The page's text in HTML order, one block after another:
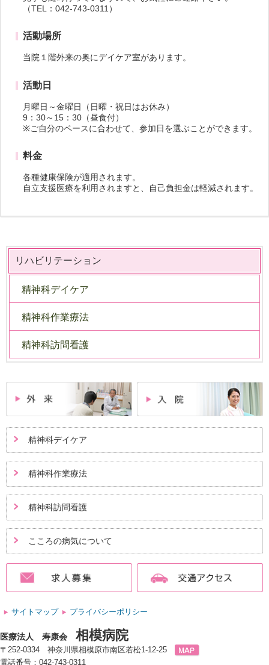
（TEL：042-743-0311）
活動場所
当院１階外来の奥にデイケア室があります。
活動日
月曜日～金曜日（日曜・祝日はお休み）
9：30～15：30（昼食付）
※ご自分のペースに合わせて、参加日を選ぶことができます。
料金
各種健康保険が適用されます。
自立支援医療を利用されますと、自己負担金は軽減されます。
リハビリテーション
精神科デイケア
精神科作業療法
精神科訪問看護
精神科デイケア
精神科作業療法
精神科訪問看護
こころの病気について
サイトマップ プライバシーポリシー
医療法人 寿康会 相模病院
〒252-0334 神奈川県相模原市南区若松1-12-25
電話番号：042-743-0311